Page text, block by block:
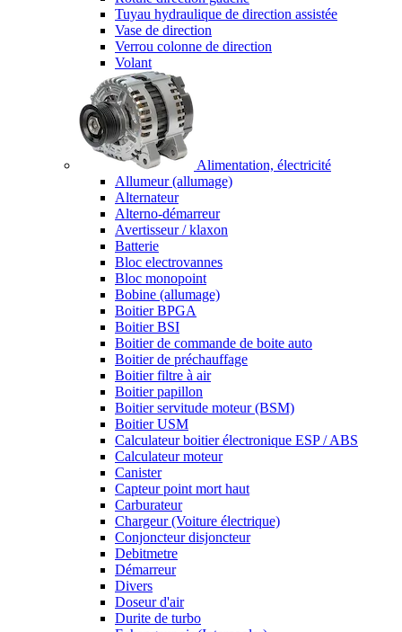
Tuyau hydraulique de direction assistée
Vase de direction
Verrou colonne de direction
Volant
Alimentation, électricité
Allumeur (allumage)
Alternateur
Alterno-démarreur
Avertisseur / klaxon
Batterie
Bloc electrovannes
Bloc monopoint
Bobine (allumage)
Boitier BPGA
Boitier BSI
Boitier de commande de boite auto
Boitier de préchauffage
Boitier filtre à air
Boitier papillon
Boitier servitude moteur (BSM)
Boitier USM
Calculateur boitier électronique ESP / ABS
Calculateur moteur
Canister
Capteur point mort haut
Carburateur
Chargeur (Voiture électrique)
Conjoncteur disjoncteur
Debitmetre
Démarreur
Divers
Doseur d'air
Durite de turbo